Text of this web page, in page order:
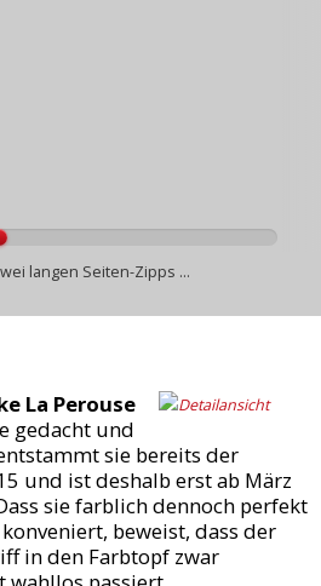
langen Seiten-Zipps ...
La Perouse
gedacht und
sie bereits der
und ist deshalb erst ab März
sie farblich dennoch perfekt
beweist, dass der
in den Farbtopf zwar